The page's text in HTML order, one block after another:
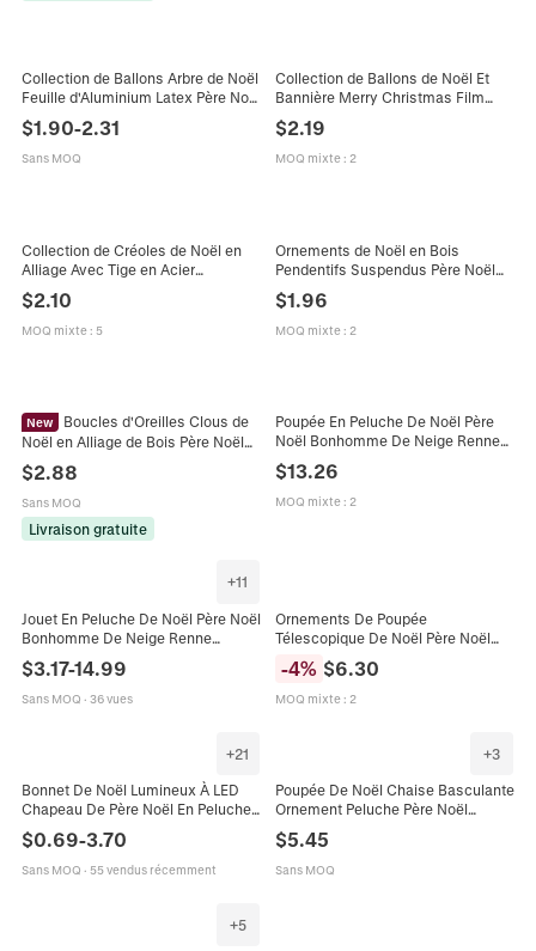
Collection de Ballons Arbre de Noël
Feuille d'Aluminium Latex Père Noël
Bonhomme de Neige Étoile
Décorations Joyeux Noël
$1.90-2.31
Sans MOQ
Collection de Ballons de Noël Et
Bannière Merry Christmas Film
d'Aluminium Père Noël Renne Étoile
Décoration de Fête Ornement
Festif
$2.19
MOQ mixte: 2
Collection de Créoles de Noël en
Alliage Avec Tige en Acier
Inoxydable Motif Père Noël Flocon
de Neige Élan Bijoux de Fête pour
Femme
$2.10
MOQ mixte: 5
Ornements de Noël en Bois
Pendentifs Suspendus Père Noël
Bonhomme de Neige Ange
Décoration de Fête Maison
$1.96
MOQ mixte: 2
New
Boucles d'Oreilles Clous de
Noël en Alliage de Bois Père Noël
Bonhomme de Neige Sapin Renne
Motif Festif Fête Femme Bijoux
Cartoon
$2.88
Sans MOQ
Livraison gratuite
Poupée En Peluche De Noël Père
Noël Bonhomme De Neige Renne
Ornement Longues Jambes
Télescopique Rétractable Tissu
Écossais Décor
$13.26
MOQ mixte: 2
+11
Jouet En Peluche De Noël Père Noël
Bonhomme De Neige Renne
Décoration De Fête Cadeau
$3.17-14.99
Sans MOQ · 36 vues
Ornements De Poupée
Télescopique De Noël Père Noël
Figurines En Peluche Tissu Tricoté
Métal Décor
-4% $6.30
MOQ mixte: 2
+21
Bonnet De Noël Lumineux À LED
Chapeau De Père Noël En Peluche
Décoration De Fête Festive Pour
Adultes Et Enfants Lumières
Colorées
$0.69-3.70
Sans MOQ · 55 vendus récemment
+3
Poupée De Noël Chaise Basculante
Ornement Peluche Père Noël
Bonhomme De Neige Renne Tissu
Écossais Décoration
$5.45
Sans MOQ
+5